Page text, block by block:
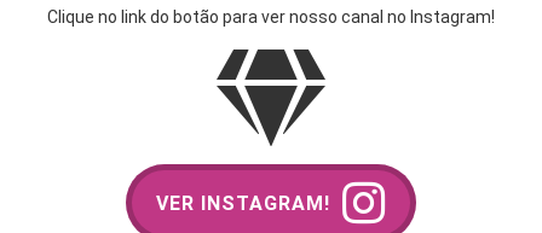
Clique no link do botão para ver nosso canal no Instagram!
VER INSTAGRAM!